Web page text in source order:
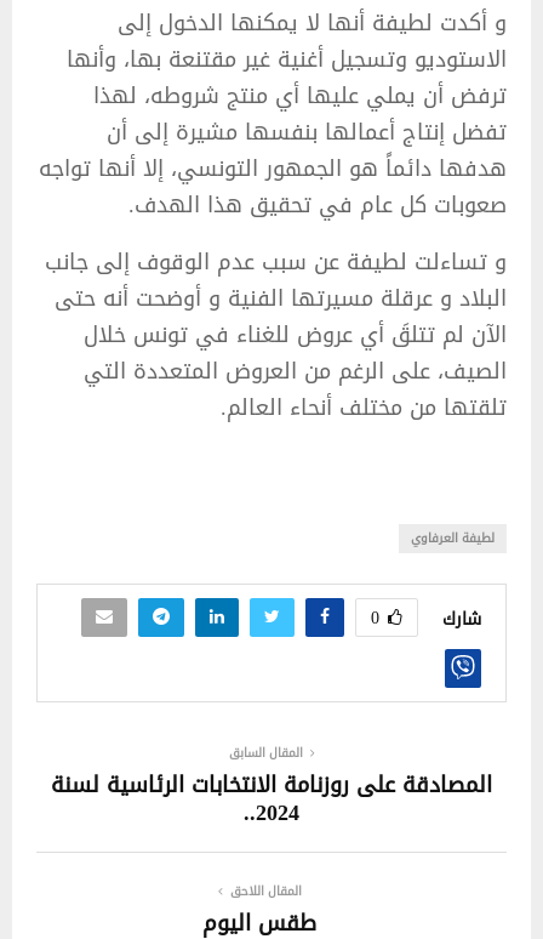
و أكدت لطيفة أنها لا يمكنها الدخول إلى
الاستوديو وتسجيل أغنية غير مقتنعة بها، وأنها
ترفض أن يملي عليها أي منتج شروطه، لهذا
تفضل إنتاج أعمالها بنفسها مشيرة إلى أن
هدفها دائماً هو الجمهور التونسي، إلا أنها تواجه
صعوبات كل عام في تحقيق هذا الهدف.
و تساءلت لطيفة عن سبب عدم الوقوف إلى جانب
البلاد و عرقلة مسيرتها الفنية و أوضحت أنه حتى
الآن لم تتلقَ أي عروض للغناء في تونس خلال
الصيف، على الرغم من العروض المتعددة التي
تلقتها من مختلف أنحاء العالم.
لطيفة العرفاوي
شارك 0
المقال السابق
المصادقة على روزنامة الانتخابات الرئاسية لسنة
2024..
المقال اللاحق
طقس اليوم